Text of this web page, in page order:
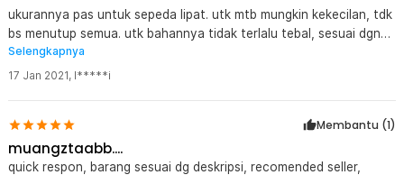
ukurannya pas untuk sepeda lipat. utk mtb mungkin kekecilan, tdk
bs menutup semua. utk bahannya tidak terlalu tebal, sesuai dgn
harganya
Selengkapnya
17 Jan 2021, I*****i
Membantu (1)
muangztaabb....
quick respon, barang sesuai dg deskripsi, recomended seller,